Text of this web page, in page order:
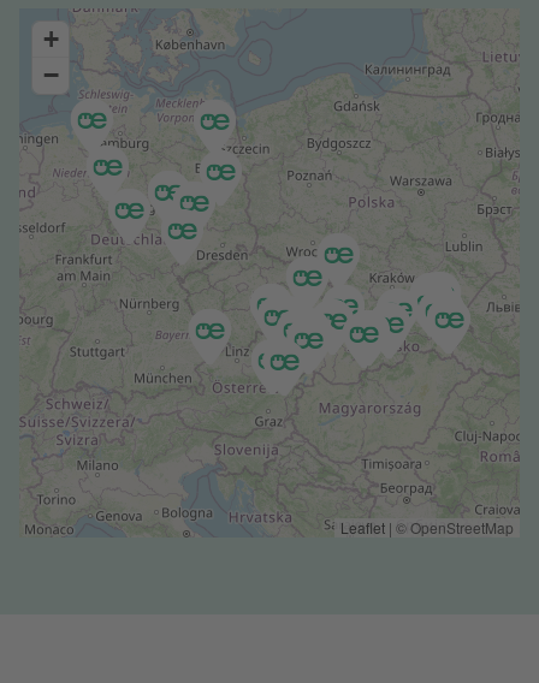
Karte überspringen
+
−
Leaflet | © OpenStreetMap